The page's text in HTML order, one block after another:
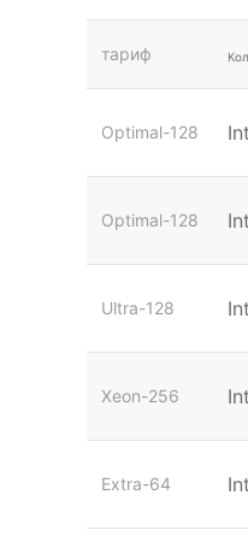
тариф
Optimal-128
Optimal-128
Ultra-128
Xeon-256
Extra-64